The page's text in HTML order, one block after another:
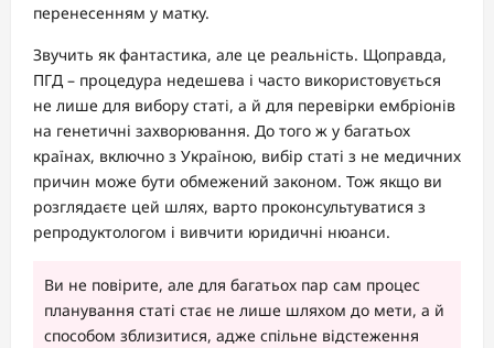
перенесенням у матку.
Звучить як фантастика, але це реальність. Щоправда,
ПГД – процедура недешева і часто використовується
не лише для вибору статі, а й для перевірки ембріонів
на генетичні захворювання. До того ж у багатьох
країнах, включно з Україною, вибір статі з не медичних
причин може бути обмежений законом. Тож якщо ви
розглядаєте цей шлях, варто проконсультуватися з
репродуктологом і вивчити юридичні нюанси.
Ви не повірите, але для багатьох пар сам процес
планування статі стає не лише шляхом до мети, а й
способом зблизитися, адже спільне відстеження